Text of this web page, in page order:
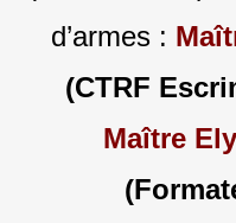
d’armes :
(CTRF
Maître